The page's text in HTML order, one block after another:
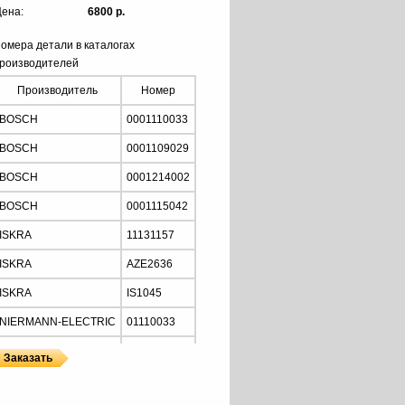
6800 р.
детали в каталогах
Производитель Номер
BOSCH 0001110033
BOSCH 0001109029
BOSCH 0001214002
BOSCH 0001115042
ISKRA 11131157
ISKRA AZE2636
ISKRA IS1045
NIERMANN-ELECTRIC 01110033